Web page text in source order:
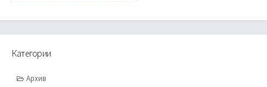
Категории
Архив